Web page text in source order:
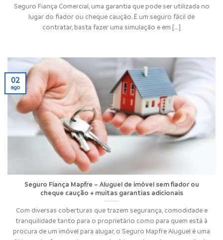
Seguro Fiança Comercial, uma garantia que pode ser utilizada no
lugar do fiador ou cheque caução. É um seguro fácil de
contratar, basta fazer uma simulação e em [...]
Seguro Fiança Mapfre – Aluguel de imóvel sem fiador ou
cheque caução + muitas garantias adicionais
Com diversas coberturas que trazem segurança, comodidade e
tranquilidade tanto para o proprietário como para quem está à
procura de um imóvel para alugar, o Seguro Mapfre Aluguel é uma
02
ago